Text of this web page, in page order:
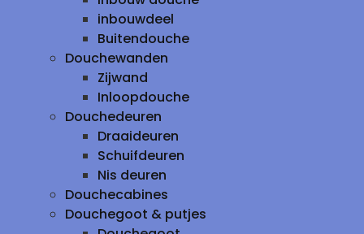
inbouwdeel
Buitendouche
Douchewanden
Zijwand
Inloopdouche
Douchedeuren
Draaideuren
Schuifdeuren
Nis deuren
Douchecabines
Douchegoot & putjes